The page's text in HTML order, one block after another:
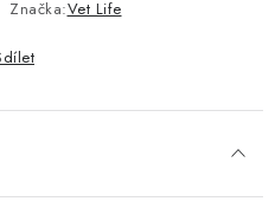
Značka:Vet Life